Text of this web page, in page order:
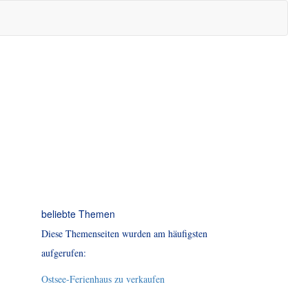
beliebte Themen
Diese Themenseiten wurden am häufigsten
aufgerufen:
Ostsee-Ferienhaus zu verkaufen